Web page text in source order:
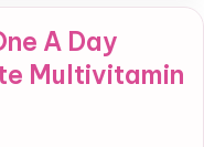
A Day
Multivitamin